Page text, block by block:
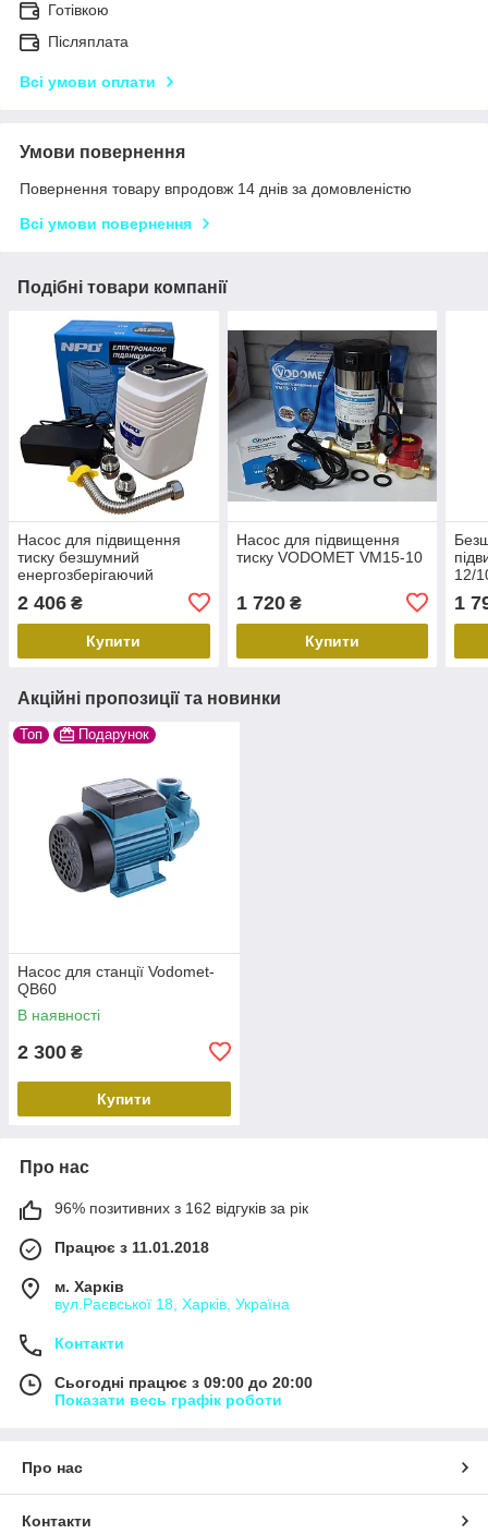
Готівкою
Післяплата
Всі умови оплати
Умови повернення
Повернення товару впродовж 14 днів за домовленістю
Всі умови повернення
Подібні товари компанії
Насос для підвищення
тиску безшумний
енергозберігаючий
2 406 ₴
Купити
Насос для підвищення
тиску VODOMET VM15-10
1 720₴
Купити
12/
1
Акційні пропозиції та новинки
Топ Подарунок
Насос для станції Vodomet-
QB60
В наявності
2 300 ₴
Купити
Про нас
96% позитивних з 162 відгуків за рік
Працює з 11.01.2018
м. Харків
вул.Раєвської 18, Харків, Україна
Контакти
Сьогодні працює з 09:00 до 20:00
Показати весь графік роботи
Про нас
Контакти